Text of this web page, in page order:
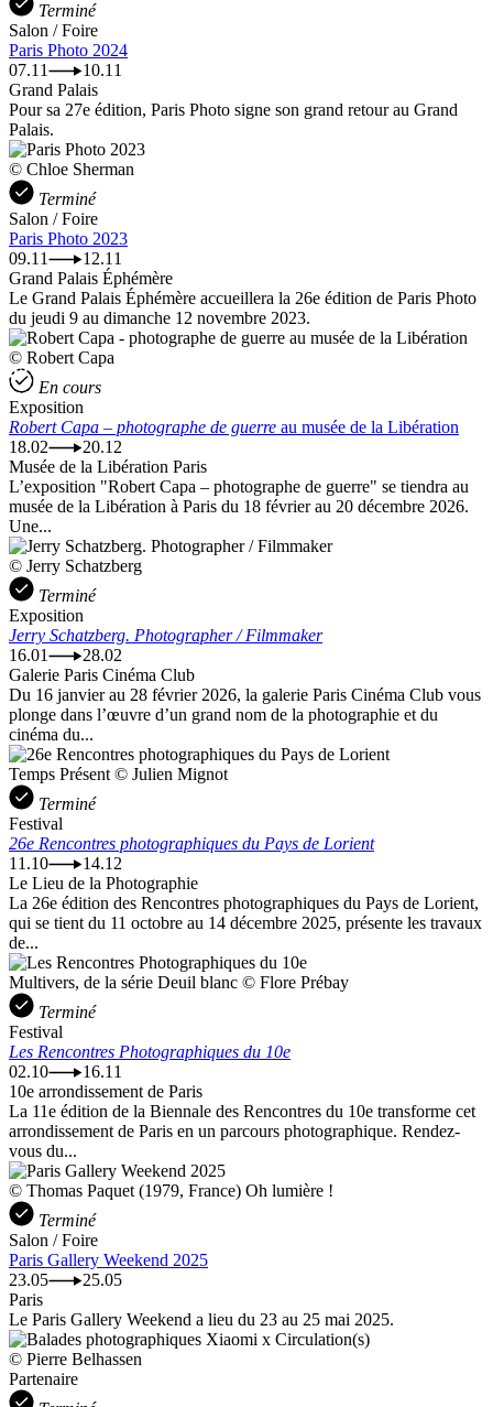
Terminé
Salon / Foire
Paris Photo 2024
07.11
10.11
Grand Palais
Pour sa 27e édition, Paris Photo signe son grand retour au Grand
Palais.
© Chloe Sherman
Terminé
Salon / Foire
Paris Photo 2023
09.11
12.11
Grand Palais Éphémère
Le Grand Palais Éphémère accueillera la 26e édition de Paris Photo
du jeudi 9 au dimanche 12 novembre 2023.
© Robert Capa
En cours
Exposition
Robert Capa – photographe de guerre au musée de la Libération
18.02
20.12
Musée de la Libération Paris
L’exposition "Robert Capa – photographe de guerre" se tiendra au
musée de la Libération à Paris du 18 février au 20 décembre 2026.
Une...
© Jerry Schatzberg
Terminé
Exposition
Jerry Schatzberg. Photographer / Filmmaker
16.01
28.02
Galerie Paris Cinéma Club
Du 16 janvier au 28 février 2026, la galerie Paris Cinéma Club vous
plonge dans l’œuvre d’un grand nom de la photographie et du
cinéma du...
Temps Présent © Julien Mignot
Terminé
Festival
26e Rencontres photographiques du Pays de Lorient
11.10
14.12
Le Lieu de la Photographie
La 26e édition des Rencontres photographiques du Pays de Lorient,
qui se tient du 11 octobre au 14 décembre 2025, présente les travaux
de...
Multivers, de la série Deuil blanc © Flore Prébay
Terminé
Festival
Les Rencontres Photographiques du 10e
02.10
16.11
10e arrondissement de Paris
La 11e édition de la Biennale des Rencontres du 10e transforme cet
arrondissement de Paris en un parcours photographique. Rendez-
vous du...
© Thomas Paquet (1979, France) Oh lumière !
Terminé
Salon / Foire
Paris Gallery Weekend 2025
23.05
25.05
Paris
Le Paris Gallery Weekend a lieu du 23 au 25 mai 2025.
© Pierre Belhassen
Partenaire